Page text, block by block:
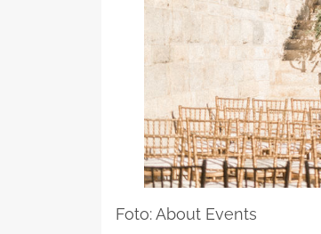
Foto: About Events